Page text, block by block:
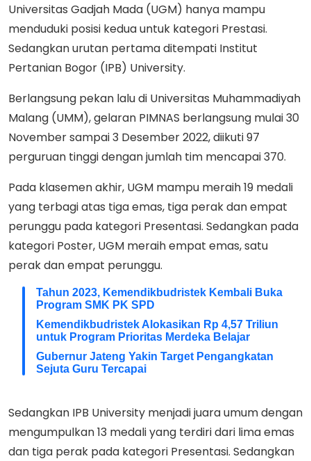
Universitas Gadjah Mada (UGM) hanya mampu
menduduki posisi kedua untuk kategori Prestasi.
Sedangkan urutan pertama ditempati Institut
Pertanian Bogor (IPB) University.
Berlangsung pekan lalu di Universitas Muhammadiyah
Malang (UMM), gelaran PIMNAS berlangsung mulai 30
November sampai 3 Desember 2022, diikuti 97
perguruan tinggi dengan jumlah tim mencapai 370.
Pada klasemen akhir, UGM mampu meraih 19 medali
yang terbagi atas tiga emas, tiga perak dan empat
perunggu pada kategori Presentasi. Sedangkan pada
kategori Poster, UGM meraih empat emas, satu
perak dan empat perunggu.
Tahun 2023, Kemendikbudristek Kembali Buka
Program SMK PK SPD
Kemendikbudristek Alokasikan Rp 4,57 Triliun
untuk Program Prioritas Merdeka Belajar
Gubernur Jateng Yakin Target Pengangkatan
Sejuta Guru Tercapai
Sedangkan IPB University menjadi juara umum dengan
mengumpulkan 13 medali yang terdiri dari lima emas
dan tiga perak pada kategori Presentasi. Sedangkan